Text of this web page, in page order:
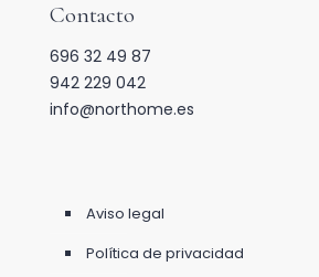
Contacto
696 32 49 87
942 229 042
info@northome.es
Aviso legal
Política de privacidad